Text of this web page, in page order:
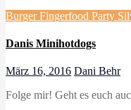
BurgerFingerfood Party
Danis Minihotdogs
März 16, 2016 Dani Behr
Folge mir! Geht es euch